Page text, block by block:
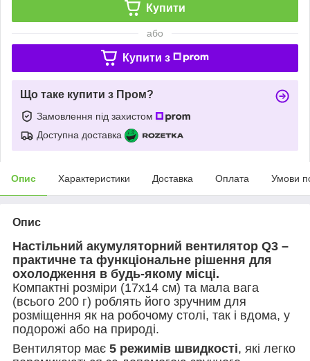
Купити
або
Купити з
Що таке купити з Пром?
Замовлення під захистом
Доступна доставка
Опис Характеристики Доставка Оплата Умови
Опис
Настільний акумуляторний вентилятор Q3 –
практичне та функціональне рішення для
охолодження в будь-якому місці.
Компактні розміри (17х14 см) та мала вага
(всього 200 г) роблять його зручним для
розміщення як на робочому столі, так і вдома, у
подорожі або на природі.
Вентилятор має 5 режимів швидкості, які легко